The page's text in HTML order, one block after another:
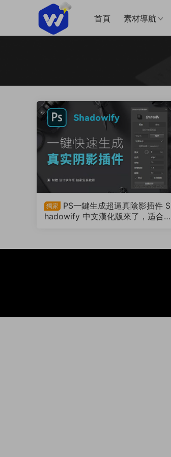
首頁 素材導航
獨家
PS一鍵生成超逼真陰影插件 S
hadowify 中文漢化版來了，适合各